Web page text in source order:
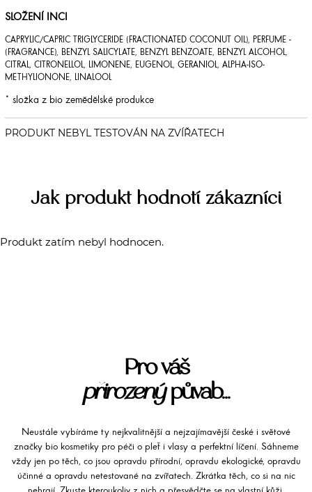
SLOŽENÍ INCI
CAPRYLIC/CAPRIC TRIGLYCERIDE (FRACTIONATED COCONUT OIL), PERFUME ­
(FRAGRANCE), BENZYL SALICYLATE, BENZYL BENZOATE, BENZYL ALCOHOL,
CITRAL, CITRONELLOL, LIMONENE, EUGENOL, GERANIOL, ALPHA-ISO-
METHYLIONONE, LINALOOL
* složka z bio zemědělské produkce
Jak produkt hodnotí zákazníci
Produkt zatím nebyl hodnocen.
Pro váš
přirozenýpůvab...
Neustále vybíráme ty nejkvalitnější a nejzajímavější české i světové
značky bio kosmetiky pro péči o pleť i vlasy a perfektní líčení. Sáhneme
vždy jen po těch, co jsou opravdu přírodní, opravdu ekologické, opravdu
účinné a opravdu netestované na zvířatech. Zkrátka těch, co si na nic